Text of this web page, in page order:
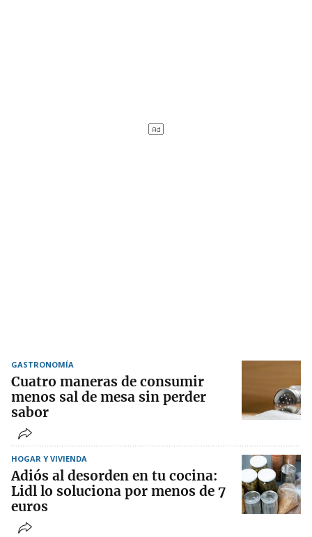
GASTRONOMÍA
Cuatro maneras de consumir
menos sal de mesa sin perder
sabor
HOGAR Y VIVIENDA
Adiós al desorden en tu cocina:
Lidl lo soluciona por menos de 7
euros